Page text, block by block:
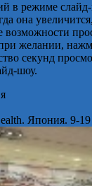
в режиме
она
возможности
желании,
секунд
шоу.
Япония. 9-19